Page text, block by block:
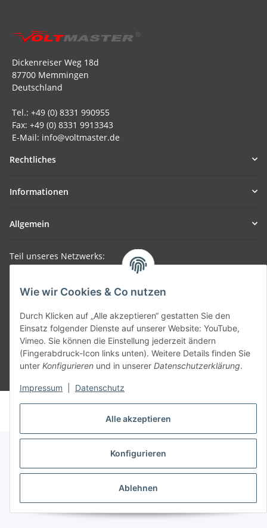
Alle akzeptieren
Konfigurieren
Ablehnen
Wie wir Cookies & Co nutzen
Durch Klicken auf „Alle akzeptieren“ gestatten Sie den
Einsatz folgender Dienste auf unserer Website: YouTube,
Vimeo. Sie können die Einstellung jederzeit ändern
(Fingerabdruck-Icon links unten). Weitere Details finden Sie
unter Konfigurieren und in unserer Datenschutzerklärung.
Impressum Datenschutz
Dickenreiser Weg 18d
87700 Memmingen
Deutschland
Tel.: +49 (0) 8331 990955
Fax: +49 (0) 8331 9913343
E-Mail: info@voltmaster.de
Rechtliches
Informationen
Allgemein
Teil unseres Netzwerks:
SmoliTec - Safety. Simplified. Worldwide. ( B2B Shop )
© voltmaster.de
Powered byJTL-Shop